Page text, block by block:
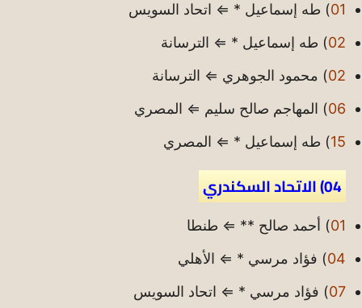
01) طه إسماعيل * ⇐ اتحاد السويس
02) طه إسماعيل * ⇐ الترسانة
02) محمود الجوهري ⇐ الترسانة
06) المهاجم صالح سليم ⇐ المصري
15) طه إسماعيل * ⇐ المصري
04) الاتحاد السكندري
01) أحمد صالح ** ⇐ طنطا
04) فؤاد مرسي * ⇐ الأهلي
07) فؤاد مرسي * ⇐ اتحاد السويس